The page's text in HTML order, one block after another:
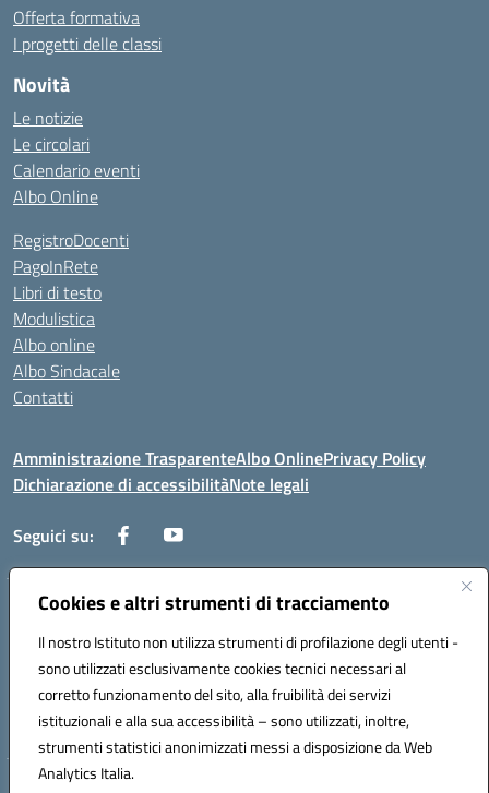
Cookies e altri strumenti di tracciamento
Il nostro Istituto non utilizza strumenti di profilazione degli utenti -
sono utilizzati esclusivamente cookies tecnici necessari al
corretto funzionamento del sito, alla fruibilità dei servizi
istituzionali e alla sua accessibilità – sono utilizzati, inoltre,
strumenti statistici anonimizzati messi a disposizione da Web
Analytics Italia.
Offerta formativa
I progetti delle classi
Novità
Le notizie
Le circolari
Calendario eventi
Albo Online
RegistroDocenti
PagoInRete
Libri di testo
Modulistica
Albo online
Albo Sindacale
Contatti
Amministrazione TrasparenteAlbo OnlinePrivacy Policy
Dichiarazione di accessibilitàNote legali
Seguici su:
Via Negroni - 87100 Cosenza
Telefono e Fax: 098433104
Mail: csic898008@istruzione.it - PEC: csic898008@pec.istruzione.it
Codice univoco ufficio: UFUEI1
Codice meccanografico: CSIC898008
Codice fiscale: 98094050782